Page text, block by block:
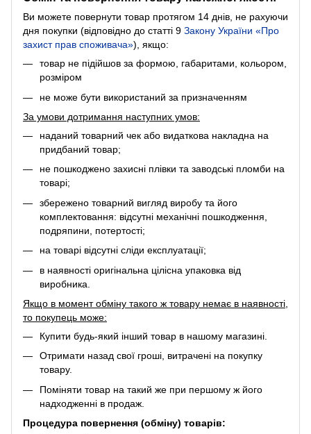
Ви можете повернути товар протягом 14 днів, не рахуючи
дня покупки (відповідно до статті 9 Закону України «Про
захист прав споживача»), якщо:
товар не підійшов за формою, габаритами, кольором,
розміром
не може бути використаний за призначенням
За умови дотримання наступних умов:
наданий товарний чек або видаткова накладна на
придбаний товар;
не пошкоджено захисні плівки та заводські пломби на
товарі;
збережено товарний вигляд виробу та його
комплектовання: відсутні механічні пошкодження,
подряпини, потертості;
на товарі відсутні сліди експлуатації;
в наявності оригінальна цілісна упаковка від
виробника.
Якщо в момент обміну такого ж товару немає в наявності,
то покупець може:
Купити будь-який інший товар в нашому магазині.
Отримати назад свої гроші, витрачені на покупку
товару.
Поміняти товар на такий же при першому ж його
надходженні в продаж.
Процедура повернення (обміну) товарів: